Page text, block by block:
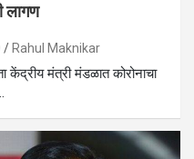
लागण
Rahul Maknikar
केंद्रीय मंत्री मंडळात कोरोनाचा